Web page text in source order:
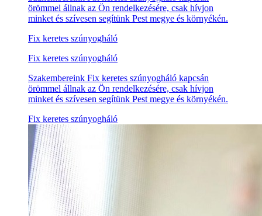
örömmel állnak az Ön rendelkezésére, csak hívjon
minket és szívesen segítünk Pest megye és környékén.
Fix keretes szúnyogháló
Fix keretes szúnyogháló
Szakembereink Fix keretes szúnyogháló kapcsán
örömmel állnak az Ön rendelkezésére, csak hívjon
minket és szívesen segítünk Pest megye és környékén.
Fix keretes szúnyogháló